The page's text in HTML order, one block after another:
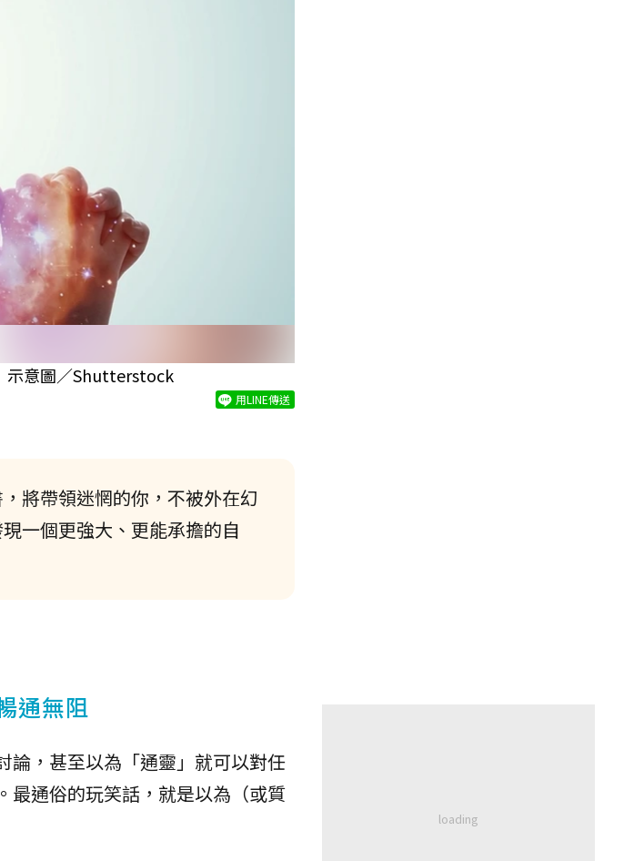
示意圖／Shutterstock
用LINE傳送
將帶領迷惘的你，不被外在幻
一個更強大、更能承擔的自
通無阻
論，甚至以為「通靈」就可以對任
最通俗的玩笑話，就是以為（或質